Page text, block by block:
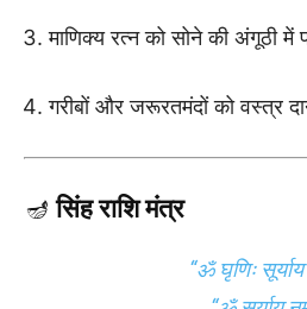
माणिक्य रत्न को सोने की अंगूठी
गरीबों और जरूरतमंदों को वस्त्र
🪔सिंह राशि मंत्र
“ॐ घृणिः सूर्याय